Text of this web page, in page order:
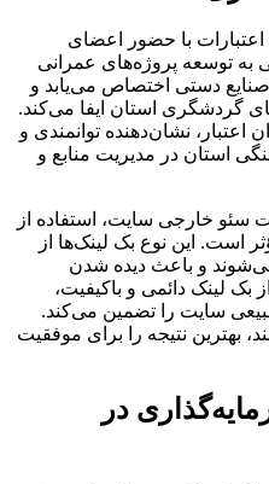
با حضور اعضای
به توسعه پروژه‌های عمرانی
صنایع دستی اختصاص می‌یابد و
گردشگری استان ایفا می‌کند.
نشان‌دهنده توانمندی و
استان در مدیریت منابع و
سئو خارجی سایت، استفاده از
است. این نوع بک لینک‌ها از
و باعث دیده شدن
لینک دائمی و باکیفیت،
سایت را تضمین می‌کند.
بهترین نتیجه را برای موفقیت
در